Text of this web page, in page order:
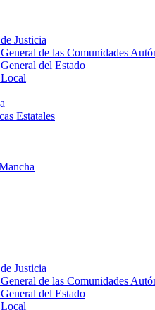
Justicia
de las Comunidades
del Estado
Estatales
Justicia
de las Comunidades
del Estado